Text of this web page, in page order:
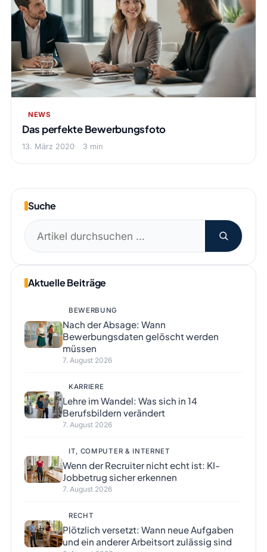
NEWS
Das perfekte Bewerbungsfoto
13. März 2020 3 min
Suche
Suchen
nach:
Aktuelle Beiträge
BEWERBUNG
Nach der Absage: Wann
Bewerbungsdaten gelöscht werden
müssen
7. August 2026
KARRIERE
Lehre im Wandel: Was sich in 14
Berufsbildern verändert
7. August 2026
IT, COMPUTER & INTERNET
Wenn der Recruiter nicht echt ist: KI-
Jobbetrug sicher erkennen
7. August 2026
RECHT
Plötzlich versetzt: Wann neue Aufgaben
und ein anderer Arbeitsort zulässig sind